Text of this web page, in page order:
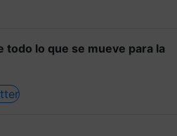
todo lo que se mueve para la